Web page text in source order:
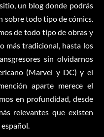
un blog donde podrás
sobre todo tipo de cómics.
de todo tipo de obras y
más tradicional, hasta los
sin olvidarnos
(Marvel y DC) y el
aparte merece el
en profundidad, desde
relevantes que existen